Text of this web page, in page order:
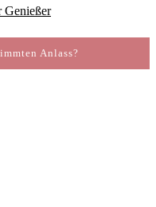
Genießer
Anlass?